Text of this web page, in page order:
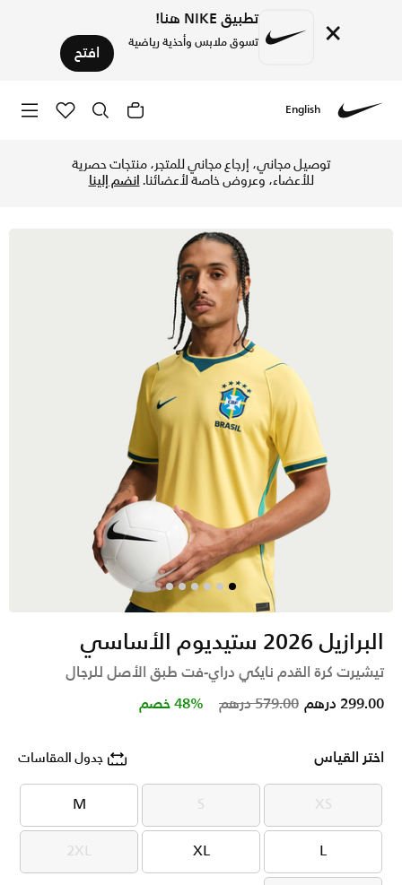
× تطبيق NIKE هنا!
تسوق ملابس وأحذية رياضية افتح
English
توصيل مجاني، إرجاع مجاني للمتجر، منتجات حصرية
للأعضاء، وعروض خاصة لأعضائنا.انضم إلينا
البرازيل 2026 ستيديوم الأساسي
تيشيرت كرة القدم نايكي دراي-فت طبق الأصل للرجال
Price reduced from
579.00 درهم to 299.00 درهم 48% خصم
اختر القياس جدول المقاسات
XS
XS
S
S
M
M
L
L
XL
XL
2XL
2XL